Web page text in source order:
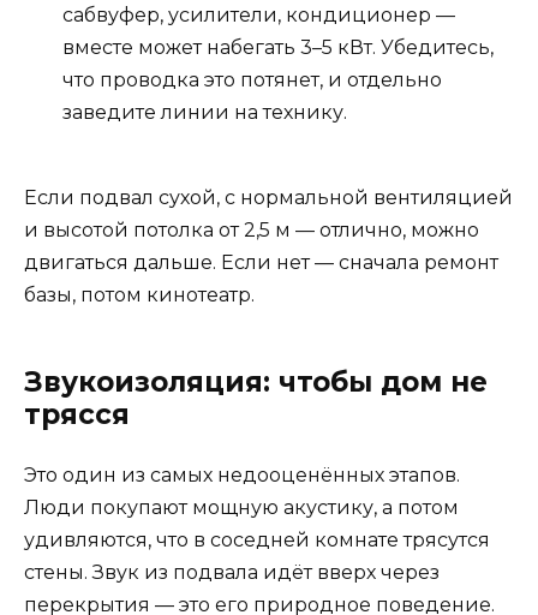
сабвуфер, усилители, кондиционер —
вместе может набегать 3–5 кВт. Убедитесь,
что проводка это потянет, и отдельно
заведите линии на технику.
Если подвал сухой, с нормальной вентиляцией
и высотой потолка от 2,5 м — отлично, можно
двигаться дальше. Если нет — сначала ремонт
базы, потом кинотеатр.
Звукоизоляция: чтобы дом не
трясся
Это один из самых недооценённых этапов.
Люди покупают мощную акустику, а потом
удивляются, что в соседней комнате трясутся
стены. Звук из подвала идёт вверх через
перекрытия — это его природное поведение.